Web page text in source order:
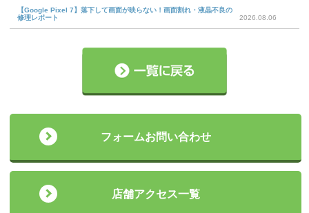
【Google Pixel 7】落下して画面が映らない！画面割れ・液晶不良の
修理レポート
2026.08.06
フォームお問い合わせ
店舗アクセス一覧